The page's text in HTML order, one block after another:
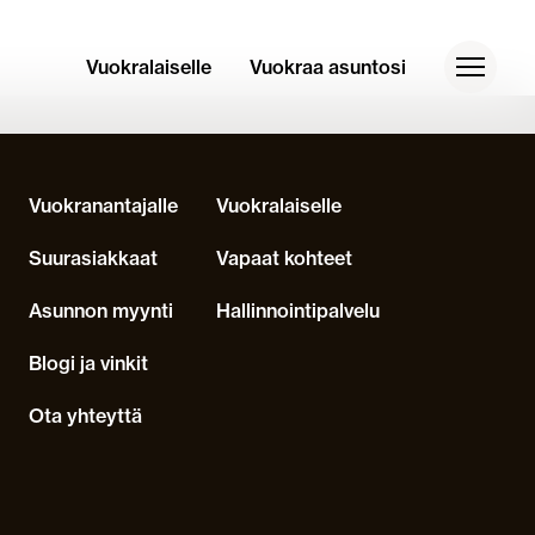
Vuokralaiselle Vuokraa asuntosi
Toggle
Vuokranantajalle
Suurasiakkaat
Asunnon myynti
Blogi ja vinkit
Ota yhteyttä
Vuokralaiselle
Vapaat kohteet
Hallinnointipalvelu